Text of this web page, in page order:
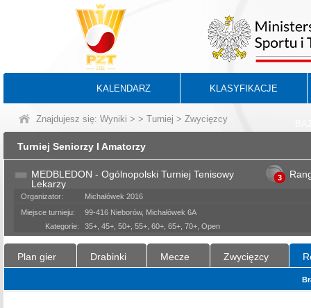
KALENDARZ KLASYFIKACJE
Znajdujesz się: Wyniki > > Turniej > Zwycięzcy
Turniej Seniorzy I Amatorzy
MEDBLEDON - Ogólnopolski Turniej Tenisowy
Lekarzy
3
Organizator:
Michałówek 2016
Miejsce turnieju:
99-416 Nieborów, Michałówek 6A
Kategorie:
35+, 45+, 50+, 55+, 60+, 65+, 70+, Open
Plan gier Drabinki Mecze Zwycięzcy